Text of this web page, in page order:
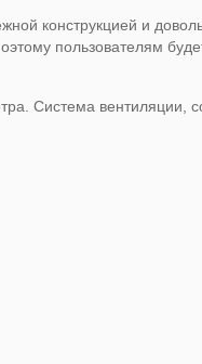
конструкцией и
пользователям
Система вентиляции,